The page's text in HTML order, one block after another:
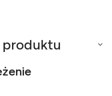
produktu